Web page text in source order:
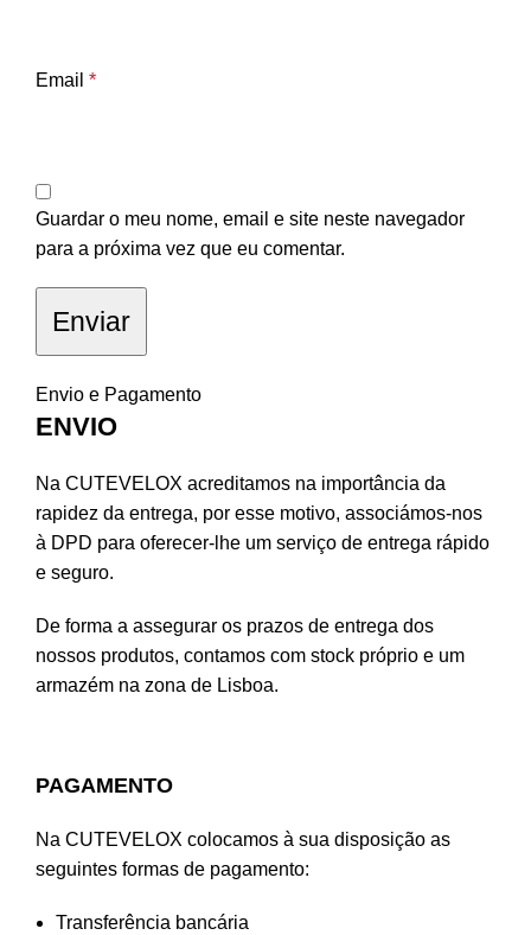
Email *
Guardar o meu nome, email e site neste navegador
para a próxima vez que eu comentar.
Envio e Pagamento
ENVIO
Na CUTEVELOX acreditamos na importância da
rapidez da entrega, por esse motivo, associámos-nos
à DPD para oferecer-lhe um serviço de entrega rápido
e seguro.
De forma a assegurar os prazos de entrega dos
nossos produtos, contamos com stock próprio e um
armazém na zona de Lisboa.
PAGAMENTO
Na CUTEVELOX colocamos à sua disposição as
seguintes formas de pagamento:
Transferência bancária